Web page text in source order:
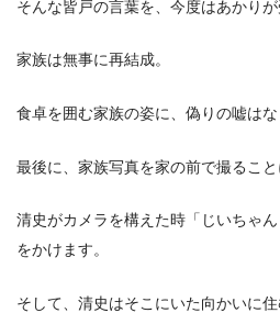
そんな皆戸の言葉を、今度はあかりが
家族は無事に再結成。
食卓を囲む家族の姿に、偽りの嘘はな
最後に、家族写真を家の前で撮ること
清史がカメラを構えた時「じいちゃ
をかけます。
そして、清史はそこにいた向かいに